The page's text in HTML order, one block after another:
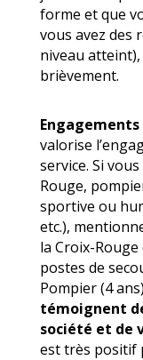
forme et que
vous avez des
niveau
brièvement.
valorise
service. Si
Rouge,
sportive ou
etc.),
la Croix-
postes de
Pompier (4
témoignent
société et de
est très positif